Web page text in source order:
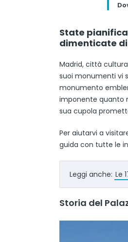
State
dimenticate
Madrid, città
suoi monumenti vi
monumento
imponente quanto
sua cupola
Per aiutarvi a
guida con tutte le
Leggi anche: Le
Storia del